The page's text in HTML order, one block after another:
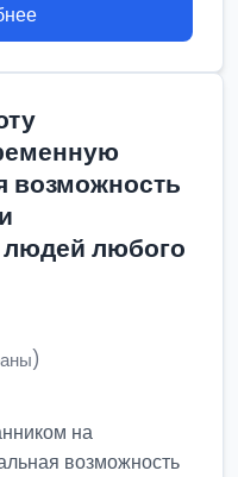
возможность
любого
на
возможность